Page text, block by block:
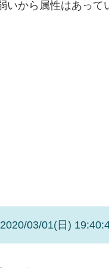
いから属性はあって
03/01(日)